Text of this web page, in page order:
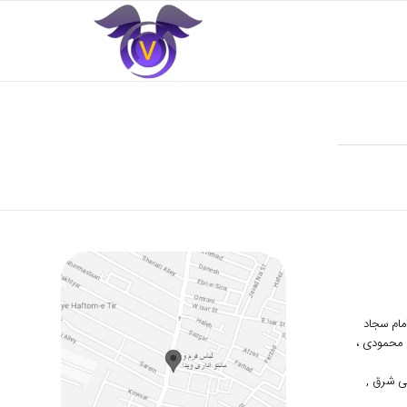
امام سجاد
محمودی ،
شرق ,